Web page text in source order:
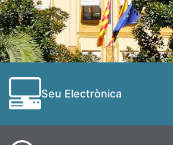
Seu Electrònica